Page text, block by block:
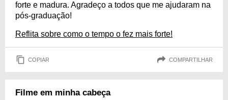
forte e madura. Agradeço a todos que me ajudaram na
pós-graduação!
Reflita sobre como o tempo o fez mais forte!
COPIAR COMPARTILHAR
Filme em minha cabeça